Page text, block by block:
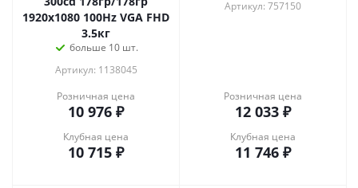
1920x1080 100Hz VGA FHD
3.5кг
больше 10 шт.
Артикул: 1138045
Розничная цена
10 976 ₽
Клубная цена
10 715 ₽
Артикул: 757150
Розничная цена
12 033 ₽
Клубная цена
11 746 ₽